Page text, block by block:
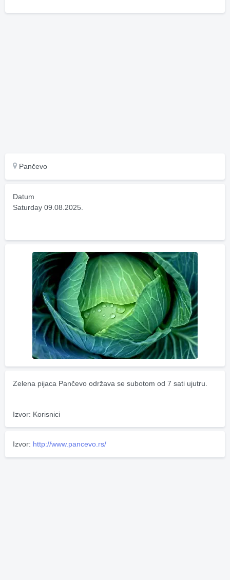
Pančevo
Datum
Saturday 09.08.2025.
Zelena pijaca Pančevo održava se subotom od 7 sati ujutru.
Izvor: Korisnici
Izvor: http://www.pancevo.rs/